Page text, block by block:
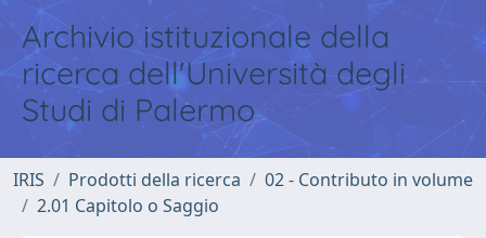
Archivio istituzionale della
ricerca dell'Università degli
Studi di Palermo
IRIS Prodotti della ricerca
02 - Contributo in volume
2.01 Capitolo o Saggio